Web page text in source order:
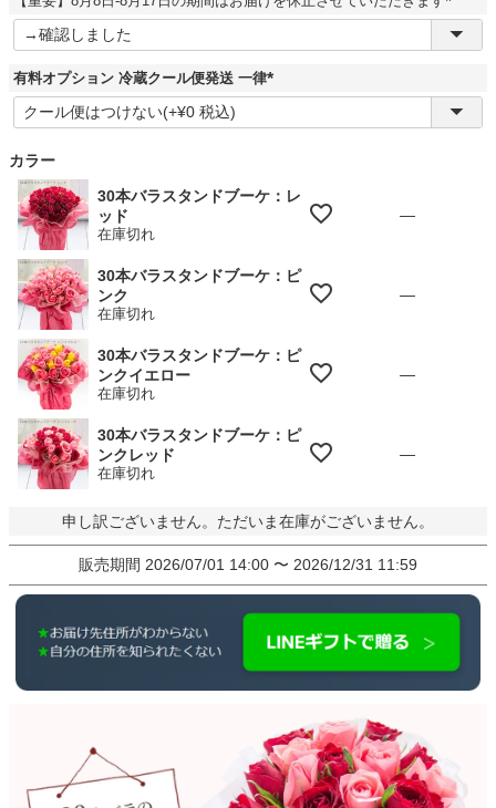
)
(
必
須
有料オプション 冷蔵クール便発送 一律
(
須
カラー
30本バラスタンドブーケ：レ
ッド
在庫切れ
—
30本バラスタンドブーケ：ピ
ンク
在庫切れ
—
30本バラスタンドブーケ：ピ
ンクイエロー
在庫切れ
—
30本バラスタンドブーケ：ピ
ンクレッド
在庫切れ
—
申し訳ございません。ただいま在庫がございません。
販売期間 2026/07/01 14:00 〜 2026/12/31 11:59